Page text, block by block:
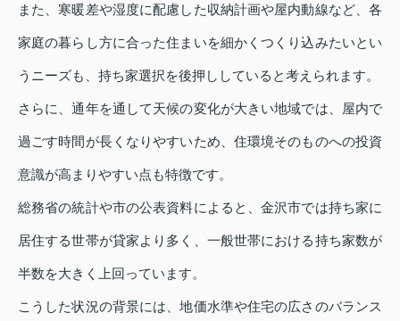
また、寒暖差や湿度に配慮した収納計画や屋内動線など、各
家庭の暮らし方に合った住まいを細かくつくり込みたいとい
うニーズも、持ち家選択を後押ししていると考えられます。
さらに、通年を通して天候の変化が大きい地域では、屋内で
過ごす時間が長くなりやすいため、住環境そのものへの投資
意識が高まりやすい点も特徴です。
総務省の統計や市の公表資料によると、金沢市では持ち家に
居住する世帯が貸家より多く、一般世帯における持ち家数が
半数を大きく上回っています。
こうした状況の背景には、地価水準や住宅の広さのバランス